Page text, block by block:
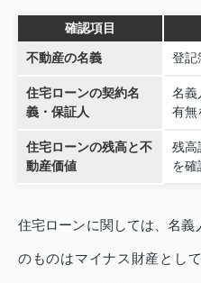
確認項目
不動産の名義 登記
住宅ローンの契約名
義・保証人
名義
有無
住宅ローンの残高と不
動産価値
残高
を確
住宅ローンに関しては、名
のものはマイナス財産とし